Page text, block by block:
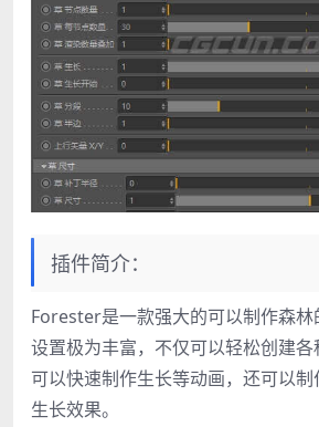
插件简介：
Forester是一款强大的可以制作森
设置极为丰富，不仅可以轻松创建
可以快速制作生长等动画，还可以
生长效果。